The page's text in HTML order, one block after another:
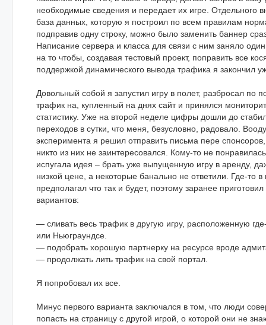
необходимые сведения и передает их игре. Отдельного
база данных, которую я построил по всем правилам
подправив одну строку, можно было заменить баннер
Написание сервера и класса для связи с ним заняло
на то чтобы, создавая тестовый проект, поправить все
поддержкой динамического вывода трафика я закончил
Довольный собой я запустил игру в полет, разбросал по
трафик на, купленный на днях сайт и принялся
статистику. Уже на второй неделе цифры дошли до
переходов в сутки, что меня, безусловно, радовало.
эксперимента я решил отправить письма пере
никто из них не заинтересовался. Кому-то не
испугала идея – брать уже выпущенную игру в аренду,
низкой цене, а некоторые банально не ответили. Где-то
предполагал что так и будет, поэтому заранее
вариантов:
— сливать весь трафик в другую игру, расположенную
или Ньюграундсе.
— подобрать хорошую партнерку на ресурсе вроде
— продолжать лить трафик на свой портал.
Я попробовал их все.
Минус первого варианта заключался в том, что люди
попасть на страницу с другой игрой, о которой они не